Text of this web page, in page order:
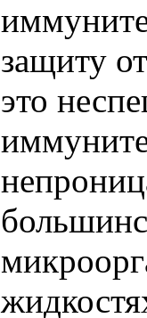
защиту
это